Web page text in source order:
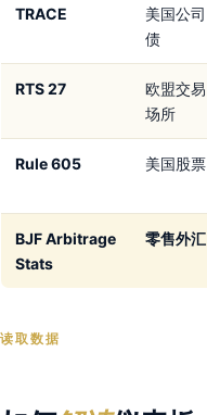
TRACE
美国公司
债
RTS 27
欧盟交易
场所
Rule 605 美国股票
BJF Arbitrage
Stats
零售外汇
读取数据